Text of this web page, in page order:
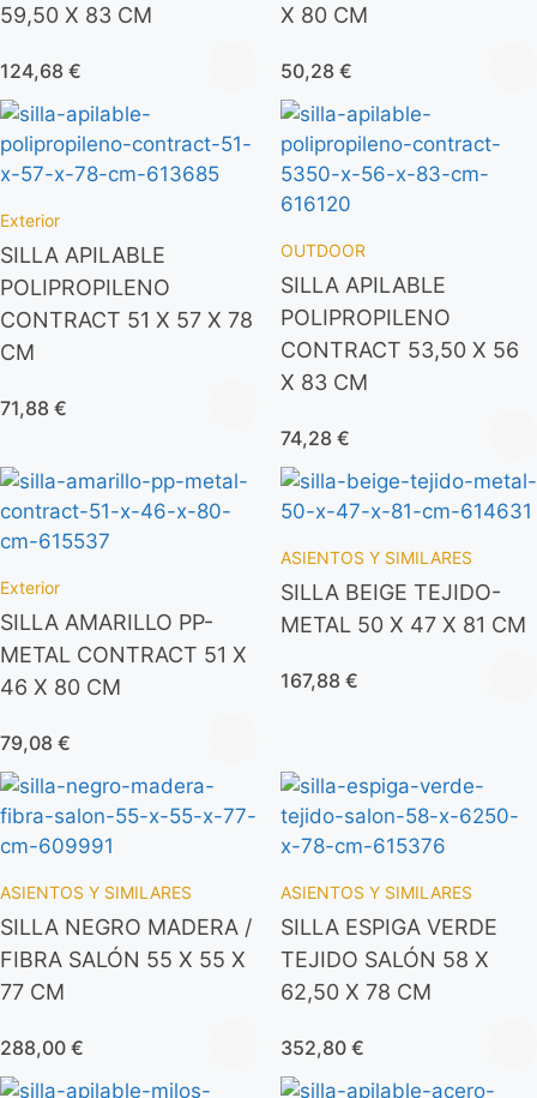
59,50 X 83 CM
124,68 €
X 80 CM
50,28 €
Exterior
SILLA APILABLE
POLIPROPILENO
CONTRACT 51 X 57 X 78
CM
71,88 €
OUTDOOR
SILLA APILABLE
POLIPROPILENO
CONTRACT 53,50 X 56
X 83 CM
74,28 €
Exterior
SILLA AMARILLO PP-
METAL CONTRACT 51 X
46 X 80 CM
79,08 €
ASIENTOS Y SIMILARES
SILLA BEIGE TEJIDO-
METAL 50 X 47 X 81 CM
167,88 €
ASIENTOS Y SIMILARES
SILLA NEGRO MADERA /
FIBRA SALÓN 55 X 55 X
77 CM
288,00 €
ASIENTOS Y SIMILARES
SILLA ESPIGA VERDE
TEJIDO SALÓN 58 X
62,50 X 78 CM
352,80 €